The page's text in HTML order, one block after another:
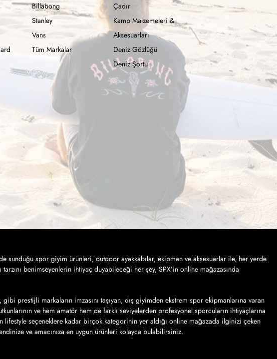
Billabong
Stanley
Vans
Tüm Markalar
Çadır
Kamp Malzemeleri &
Aksesuarları
Deniz Gözlüğü
Deniz Şortu
sunduğu spor giyim ürünleri, outdoor ayakkabılar, ekipman ve aksesuarlar ile, her yerde
benimseyenlerin ihtiyaç duyabileceği her şey, SPX’in online mağazasında
prestijli markaların imzasını taşıyan, dış giyimden ekstrem spor ekipmanlarına varan
ve hem amatör hem de farklı seviyelerden profesyonel sporcuların ihtiyaçlarına
seçeneklere kadar birçok kategorinin yer aldığı online mağazada ilginizi çeken
ve amacınıza en uygun ürünleri kolayca bulabilirsiniz.
online alışveriş kolaylığından yararlanarak sipariş vermek… SPX sayfalarında, farklı